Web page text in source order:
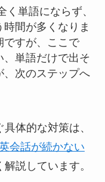
く単語にならず、
間が多くなりま
ですが、ここで
、単語だけで出そ
、次のステップへ
体的な対策は、
会話が続かない
説しています。